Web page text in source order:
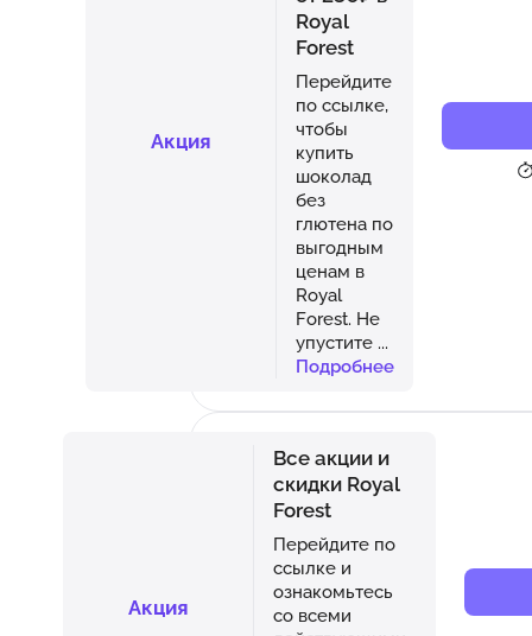
Акция
Royal
Forest
Перейдите
по ссылке,
чтобы
купить
шоколад
без
глютена по
выгодным
ценам в
Royal
Forest. Не
упустите ...
Подробнее
Акция
Все акции и
скидки Royal
Forest
Перейдите по
ссылке и
ознакомьтесь
со всеми